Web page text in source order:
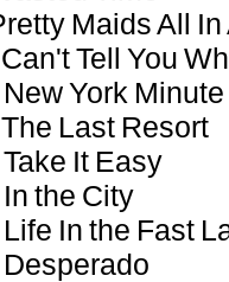
Maids All In
Tell You
York Minute
Last Resort
It Easy
the City
In the Fast
Desperado